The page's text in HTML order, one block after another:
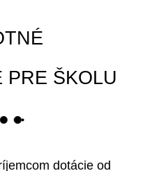
PRE ŠKOLU
dotácie od